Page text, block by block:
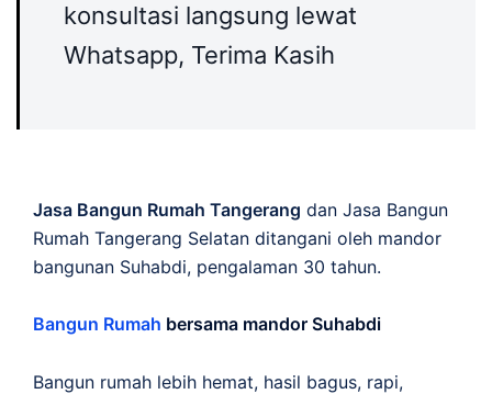
konsultasi langsung lewat
Whatsapp, Terima Kasih
Jasa Bangun Rumah Tangerang dan Jasa Bangun
Rumah Tangerang Selatan ditangani oleh mandor
bangunan Suhabdi, pengalaman 30 tahun.
Bangun Rumah bersama mandor Suhabdi
Bangun rumah lebih hemat, hasil bagus, rapi,